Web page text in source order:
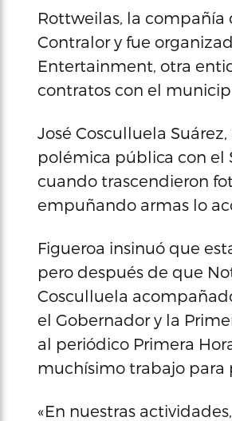
Rottweilas, la compañía
Contralor y fue
Entertainment, otra
contratos con el
José Cosculluela
polémica pública con el
cuando trascendieron
empuñando armas lo
Figueroa insinuó que
pero después de que
Cosculluela
el Gobernador y la
al periódico Primera
muchísimo trabajo para
«En nuestras